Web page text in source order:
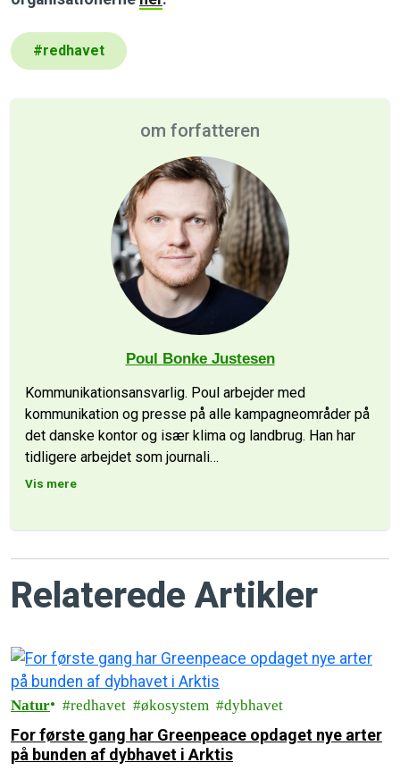
#redhavet
om forfatteren
Poul Bonke Justesen
Kommunikationsansvarlig. Poul arbejder med
kommunikation og presse på alle kampagneområder på
det danske kontor og især klima og landbrug. Han har
tidligere arbejdet som journali…
Vis mere
Relaterede Artikler
Natur redhavet økosystem dybhavet
For første gang har Greenpeace opdaget nye arter
på bunden af dybhavet i Arktis